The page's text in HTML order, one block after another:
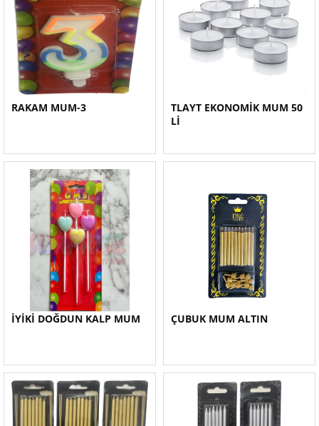
RAKAM MUM-3
TLAYT EKONOMİK MUM 50
Lİ
İYİKİ DOĞDUN KALP MUM ÇUBUK MUM ALTIN